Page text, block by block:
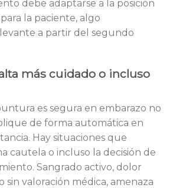
debe adaptarse a la posición
la paciente, algo
a partir del segundo
más cuidado o incluso
es segura en embarazo no
de forma automática en
Hay situaciones que
cautela o incluso la decisión de
Sangrado activo, dolor
sin valoración médica, amenaza